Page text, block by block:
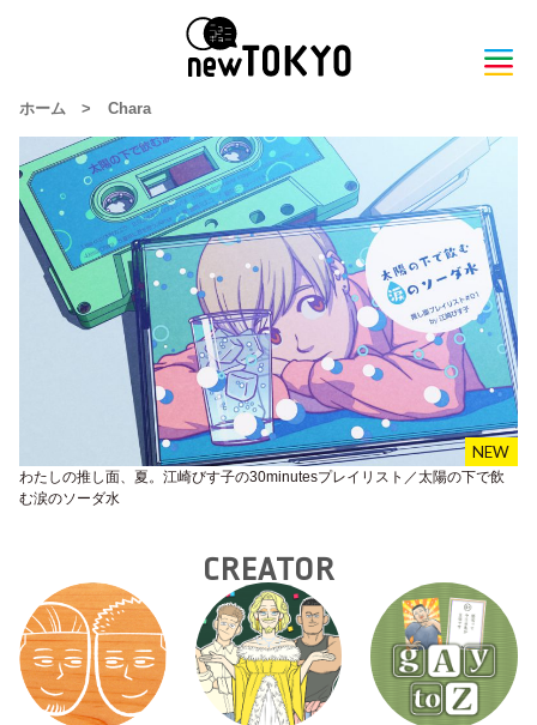
ホーム > Chara
わたしの推し面、夏。江崎びす子の30minutesプレイリスト／太陽の下で飲
む涙のソーダ水
CREATOR